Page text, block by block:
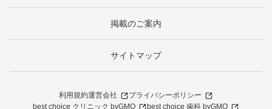
掲載のご案内
サイトマップ
利用規約運営会社
プライバシーポリシー
best choice クリニック byGMO
best choice 歯科 byGMO